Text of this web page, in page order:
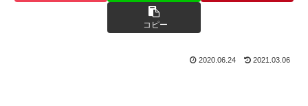
コピー
2020.06.24 2021.03.06